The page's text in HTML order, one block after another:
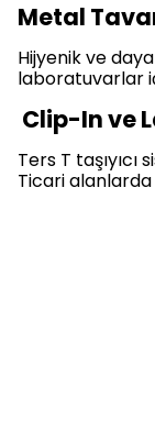
Metal
Hijyenik ve
laboratuvarlar
Clip-In ve
Ters T taşıyıcı
Ticari alanlarda